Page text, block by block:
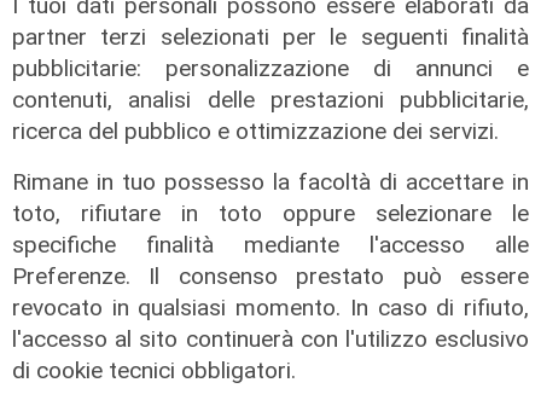
partner terzi selezionati per le seguenti finalità
pubblicitarie: personalizzazione di annunci e
contenuti, analisi delle prestazioni pubblicitarie,
ricerca del pubblico e ottimizzazione dei servizi.
Rimane in tuo possesso la facoltà di accettare in
toto, rifiutare in toto oppure selezionare le
specifiche finalità mediante l'accesso alle
Preferenze. Il consenso prestato può essere
revocato in qualsiasi momento. In caso di rifiuto,
l'accesso al sito continuerà con l'utilizzo esclusivo
di cookie tecnici obbligatori.
La misura
Da Regione Liguria 100mila euro per
l'accoglienza di persone fragili: 14
nuovi posti